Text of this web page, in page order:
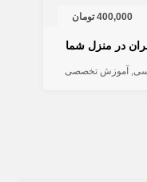
400,000 تومان
در منزل شما
آموزش تخصصی